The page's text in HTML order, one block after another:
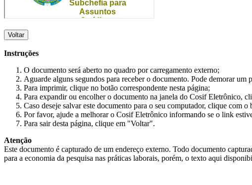
Voltar
Instruções
O documento será aberto no quadro por carregamento externo;
Aguarde alguns segundos para receber o documento. Pode demorar
Para imprimir, clique no botão correspondente nesta página;
Para expandir ou encolher o documento na janela do Cosif Eletrônico,
Caso deseje salvar este documento para o seu computador, clique
Por favor, ajude a melhorar o Cosif Eletrônico informando se o link
Para sair desta página, clique em "Voltar".
Atenção
Este documento é capturado de um endereço externo. Todo documento
para a economia da pesquisa nas práticas laborais, porém, o texto aqui